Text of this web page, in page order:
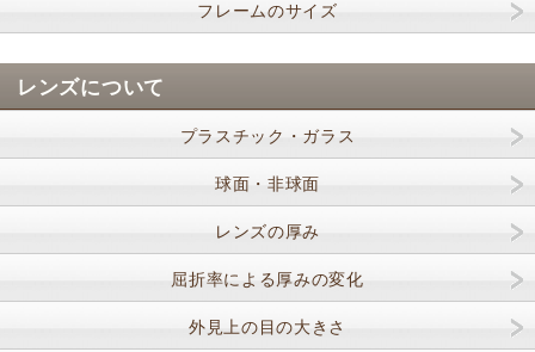
フレームのサイズ
レンズについて
プラスチック・ガラス
球面・非球面
レンズの厚み
屈折率による厚みの変化
外見上の目の大きさ